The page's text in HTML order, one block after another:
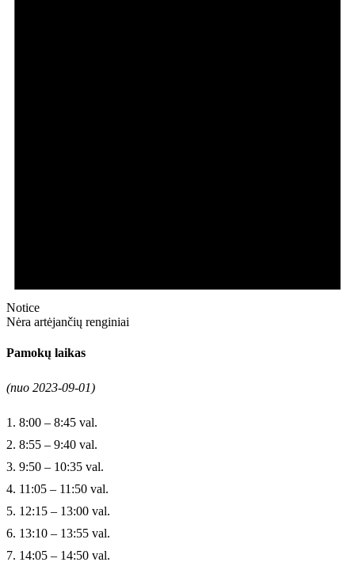
Notice
Nėra artėjančių renginiai
Pamokų laikas
(nuo 2023-09-01)
1. 8:00 – 8:45 val.
2. 8:55 – 9:40 val.
3. 9:50 – 10:35 val.
4. 11:05 – 11:50 val.
5. 12:15 – 13:00 val.
6. 13:10 – 13:55 val.
7. 14:05 – 14:50 val.